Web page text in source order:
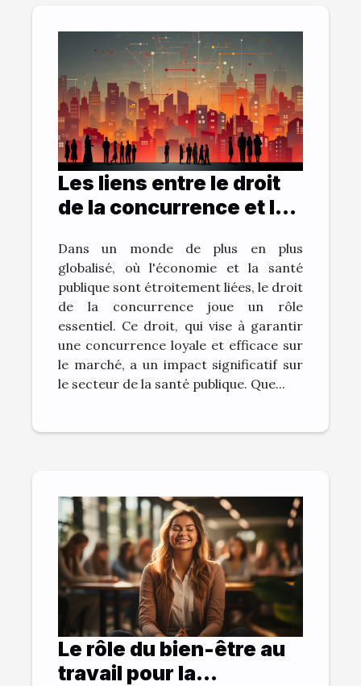
Les liens entre le droit
de la concurrence et la
Dans un monde de plus en plus
globalisé, où l'économie et la santé
publique sont étroitement liées, le droit
de la concurrence joue un rôle
essentiel. Ce droit, qui vise à garantir
une concurrence loyale et efficace sur
le marché, a un impact significatif sur
le secteur de la santé publique. Que...
Le rôle du bien-être au
travail pour la